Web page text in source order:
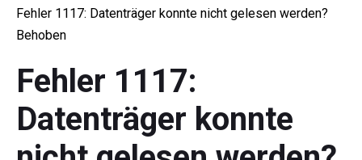
Fehler 1117: Datenträger konnte nicht gelesen werden?
Behoben
Fehler 1117:
Datenträger konnte